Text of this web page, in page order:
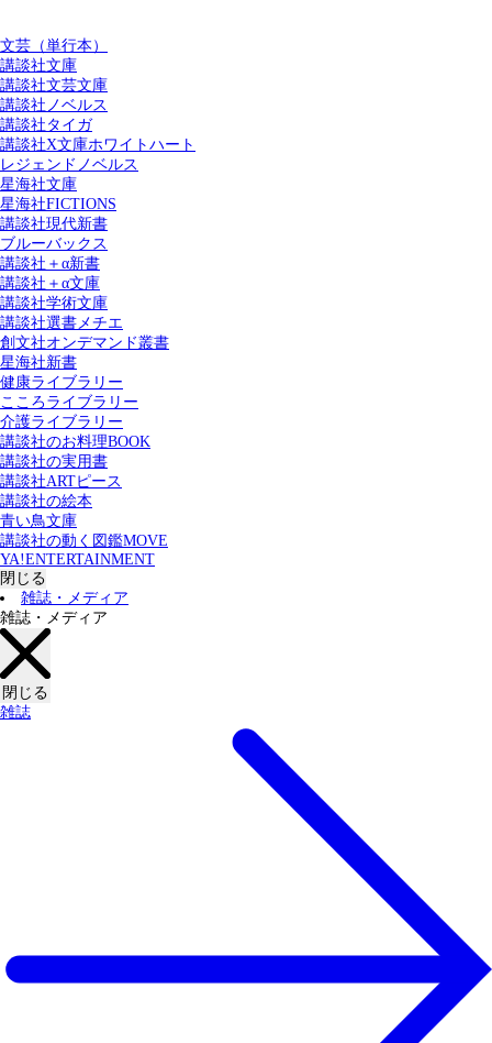
文芸（単行本）
講談社文庫
講談社文芸文庫
講談社ノベルス
講談社タイガ
講談社X文庫ホワイトハート
レジェンドノベルス
星海社文庫
星海社FICTIONS
講談社現代新書
ブルーバックス
講談社＋α新書
講談社＋α文庫
講談社学術文庫
講談社選書メチエ
創文社オンデマンド叢書
星海社新書
健康ライブラリー
こころライブラリー
介護ライブラリー
講談社のお料理BOOK
講談社の実用書
講談社ARTピース
講談社の絵本
青い鳥文庫
講談社の動く図鑑MOVE
YA!ENTERTAINMENT
閉じる
雑誌・メディア
雑誌・メディア
閉じる
雑誌